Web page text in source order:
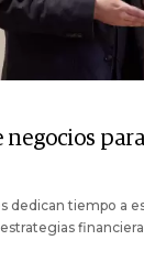
negocios
dedican tiempo a